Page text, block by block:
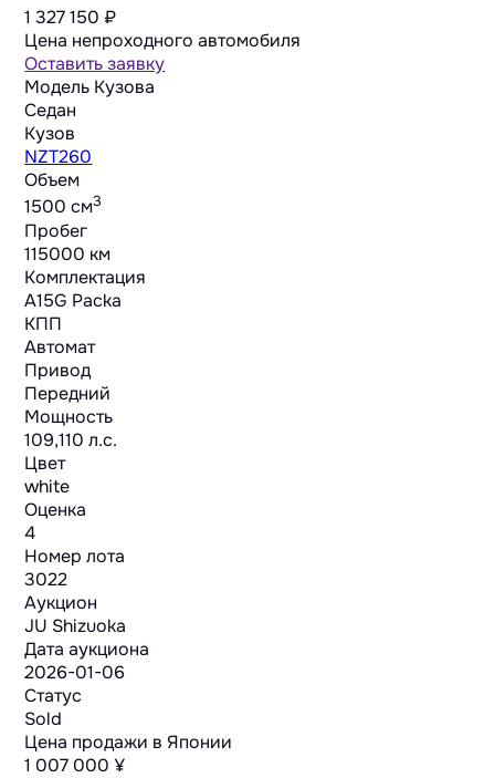
1 327 150 ₽
Цена непроходного автомобиля
Оставить заявку
Модель Кузова
Седан
Кузов
NZT260
Объем
1500 cм3
Пробег
115000 км
Комплектация
A15G Packa
КПП
Автомат
Привод
Передний
Мощность
109,110 л.с.
Цвет
white
Оценка
4
Номер лота
3022
Аукцион
JU Shizuoka
Дата аукциона
2026-01-06
Статус
Sold
Цена продажи в Японии
1 007 000 ¥